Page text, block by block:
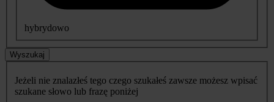
hybrydowo
Wyszukaj
Jeżeli nie znalazłeś tego czego szukałeś zawsze możesz wpisać
szukane słowo lub frazę poniżej